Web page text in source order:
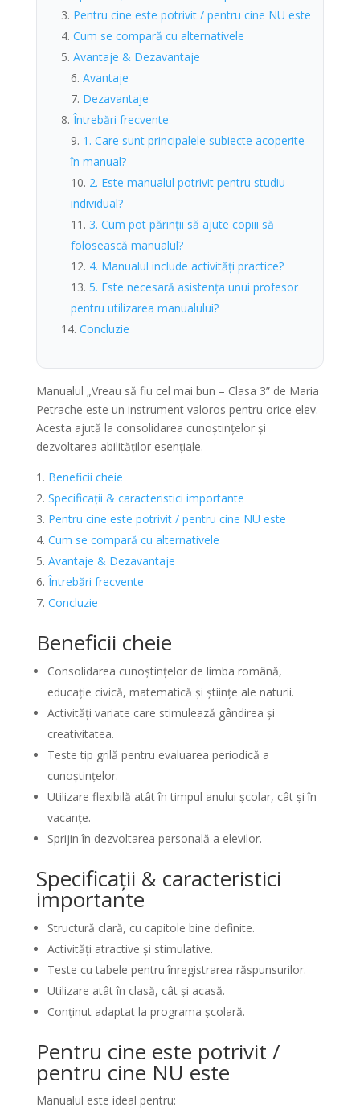
Pentru cine este potrivit / pentru cine NU este
Cum se compară cu alternativele
Avantaje & Dezavantaje
Avantaje
Dezavantaje
Întrebări frecvente
1. Care sunt principalele subiecte acoperite
în manual?
2. Este manualul potrivit pentru studiu
individual?
3. Cum pot părinții să ajute copiii să
folosească manualul?
4. Manualul include activități practice?
5. Este necesară asistența unui profesor
pentru utilizarea manualului?
Concluzie
Manualul „Vreau să fiu cel mai bun – Clasa 3” de Maria
Petrache este un instrument valoros pentru orice elev.
Acesta ajută la consolidarea cunoștințelor și
dezvoltarea abilităților esențiale.
Beneficii cheie
Specificații & caracteristici importante
Pentru cine este potrivit / pentru cine NU este
Cum se compară cu alternativele
Avantaje & Dezavantaje
Întrebări frecvente
Concluzie
Beneficii cheie
Consolidarea cunoștințelor de limba română,
educație civică, matematică și științe ale naturii.
Activități variate care stimulează gândirea și
creativitatea.
Teste tip grilă pentru evaluarea periodică a
cunoștințelor.
Utilizare flexibilă atât în timpul anului școlar, cât și în
vacanțe.
Sprijin în dezvoltarea personală a elevilor.
Specificații & caracteristici
importante
Structură clară, cu capitole bine definite.
Activități atractive și stimulative.
Teste cu tabele pentru înregistrarea răspunsurilor.
Utilizare atât în clasă, cât și acasă.
Conținut adaptat la programa școlară.
Pentru cine este potrivit /
pentru cine NU este
Manualul este ideal pentru: